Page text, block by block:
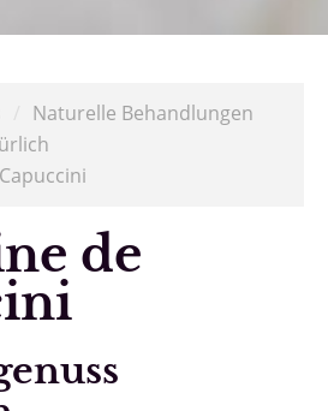
Naturelle Behandlungen
de